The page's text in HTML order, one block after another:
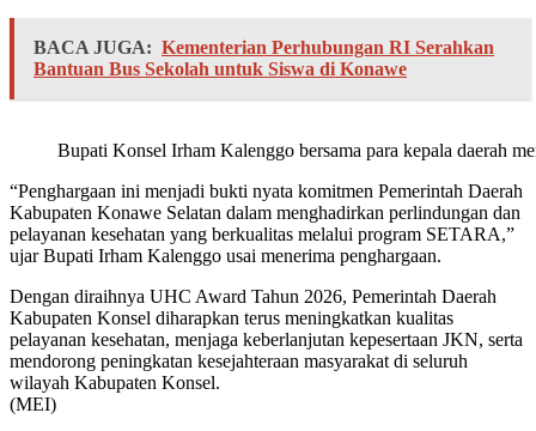
BACA JUGA: Kementerian Perhubungan RI Serahkan
Bantuan Bus Sekolah untuk Siswa di Konawe
Bupati Konsel Irham Kalenggo bersama para kepala daerah
“Penghargaan ini menjadi bukti nyata komitmen Pemerintah Daerah
Kabupaten Konawe Selatan dalam menghadirkan perlindungan dan
pelayanan kesehatan yang berkualitas melalui program SETARA,”
ujar Bupati Irham Kalenggo usai menerima penghargaan.
Dengan diraihnya UHC Award Tahun 2026, Pemerintah Daerah
Kabupaten Konsel diharapkan terus meningkatkan kualitas
pelayanan kesehatan, menjaga keberlanjutan kepesertaan JKN, serta
mendorong peningkatan kesejahteraan masyarakat di seluruh
wilayah Kabupaten Konsel.
(MEI)